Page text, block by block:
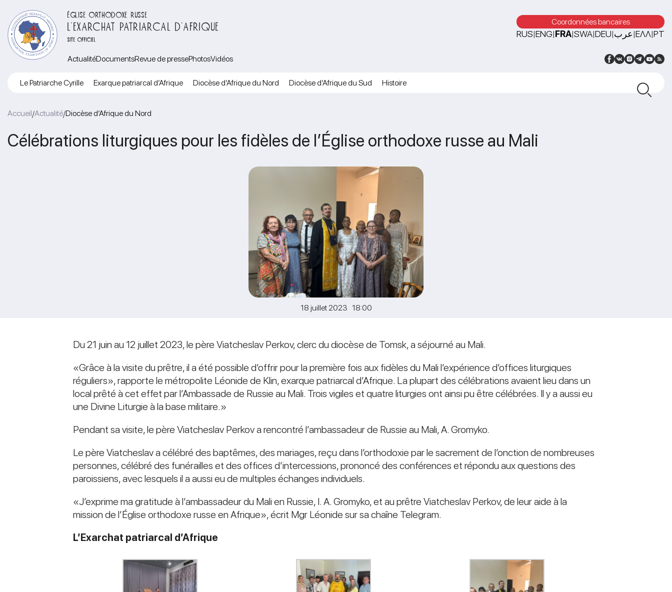
ÉGLISE ORTHODOXE RUSSE
L’EXARCHAT PATRIARCAL D’AFRIQUE
SITE OFFICIEL
Coordonnées bancaires
RUS|ENG|FRA|SWA|DEU|عرب|ΕΛΛ|PT
ActualitéDocumentsRevue de pressePhotosVidéos
Le Patriarche Cyrille Exarque patriarcal d’Afrique Diocèse d’Afrique du Nord Diocèse d’Afrique du Sud Histoire
Accueil/Actualité/Diocèse d’Afrique du Nord
Célébrations liturgiques pour les fidèles de l’Église orthodoxe russe au Mali
18 juillet 2023 18:00
Du 21 juin au 12 juillet 2023, le père Viatcheslav Perkov, clerc du diocèse de Tomsk, a séjourné au Mali.
«Grâce à la visite du prêtre, il a été possible d’offrir pour la première fois aux fidèles du Mali l’expérience d’offices liturgiques
réguliers», rapporte le métropolite Léonide de Klin, exarque patriarcal d’Afrique. La plupart des célébrations avaient lieu dans un
local prêté à cet effet par l’Ambassade de Russie au Mali. Trois vigiles et quatre liturgies ont ainsi pu être célébrées. Il y a aussi eu
une Divine Liturgie à la base militaire.»
Pendant sa visite, le père Viatcheslav Perkov a rencontré l’ambassadeur de Russie au Mali, A. Gromyko.
Le père Viatcheslav a célébré des baptêmes, des mariages, reçu dans l’orthodoxie par le sacrement de l’onction de nombreuses
personnes, célébré des funérailles et des offices d’intercessions, prononcé des conférences et répondu aux questions des
paroissiens, avec lesquels il a aussi eu de multiples échanges individuels.
«J’exprime ma gratitude à l’ambassadeur du Mali en Russie, I. A. Gromyko, et au prêtre Viatcheslav Perkov, de leur aide à la
mission de l’Église orthodoxe russe en Afrique», écrit Mgr Léonide sur sa chaîne Telegram.
L’Exarchat patriarcal d’Afrique